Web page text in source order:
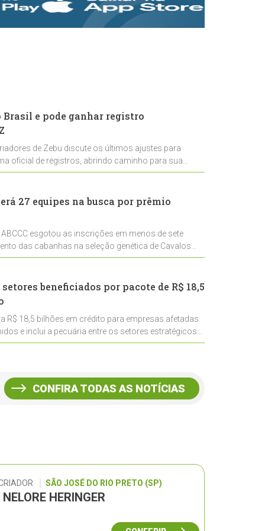
rastreabilidade e
rigor técnico para
Brasil e pode ganhar registro
de Zebu discute os últimos ajustes para
oficial de registros, abrindo caminho para sua
27 equipes na busca por prêmio
esgotou as inscrições em menos de sete
das cabanhas na seleção genética de Cavalos
beneficiados por pacote de R$ 18,5
R$ 18,5 bilhões em crédito para empresas afetadas
e inclui a pecuária entre os setores estratégicos
CONFIRA TODAS AS NOTÍCIAS
SÃO JOSÉ DO RIO PRETO (SP)
HERINGER